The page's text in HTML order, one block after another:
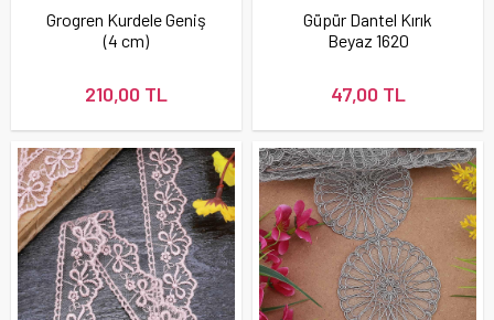
Grogren Kurdele Geniş
(4 cm)
210,00 TL
Güpür Dantel Kırık
Beyaz 1620
47,00 TL